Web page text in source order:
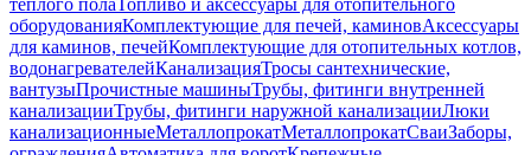
теплого полаТопливо и аксессуары для отопительного
оборудованияКомплектующие для печей, каминовАксессуары
для каминов, печейКомплектующие для отопительных котлов,
водонагревателейКанализацияТросы сантехнические,
вантузыПрочистные машиныТрубы, фитинги внутренней
канализацииТрубы, фитинги наружной канализацииЛюки
канализационныеМеталлопрокатМеталлопрокатСваиЗаборы,